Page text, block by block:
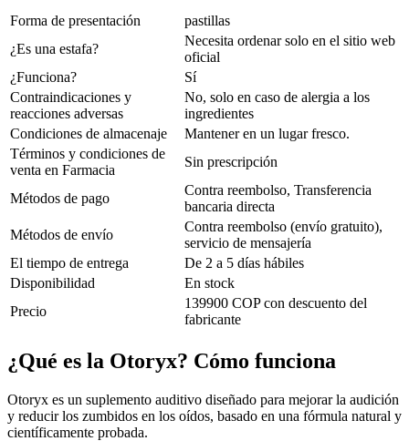
Forma de presentación
pastillas
¿Es una estafa?
Necesita ordenar solo en el sitio web
oficial
¿Funciona?
Sí
Contraindicaciones y
reacciones adversas
No, solo en caso de alergia a los
ingredientes
Condiciones de almacenaje
Mantener en un lugar fresco.
Términos y condiciones de
venta en Farmacia
Sin prescripción
Métodos de pago
Contra reembolso, Transferencia
bancaria directa
Métodos de envío
Contra reembolso (envío gratuito),
servicio de mensajería
El tiempo de entrega
De 2 a 5 días hábiles
Disponibilidad
En stock
Precio
139900 COP con descuento del
fabricante
¿Qué es la Otoryx? Cómo funciona
Otoryx es un suplemento auditivo diseñado para mejorar la audición
y reducir los zumbidos en los oídos, basado en una fórmula natural y
científicamente probada.